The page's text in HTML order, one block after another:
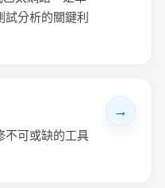
分析的關鍵利
不可或缺的工具